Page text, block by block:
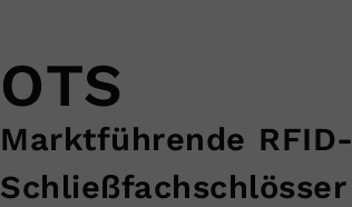
OTS
Marktführende RFID-
Schließfachschlösser